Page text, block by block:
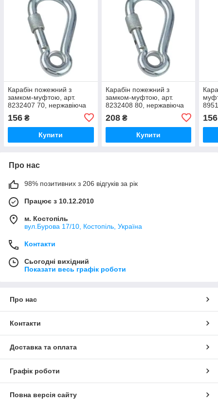
Карабін пожежний з
замком-муфтою, арт.
8232407 70, нержавіюча
156 ₴
Купити
Карабін пожежний з
замком-муфтою, арт.
8232408 80, нержавіюча
208₴
Купити
156
Про нас
98% позитивних з 206 відгуків за рік
Працює з 10.12.2010
м. Костопіль
вул.Бурова 17/10, Костопіль, Україна
Контакти
Сьогодні вихідний
Показати весь графік роботи
Про нас
Контакти
Доставка та оплата
Графік роботи
Повна версія сайту